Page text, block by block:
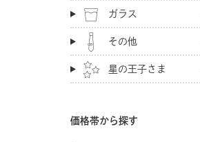
ガラス
その他
星の王子さま
価格帯から探す